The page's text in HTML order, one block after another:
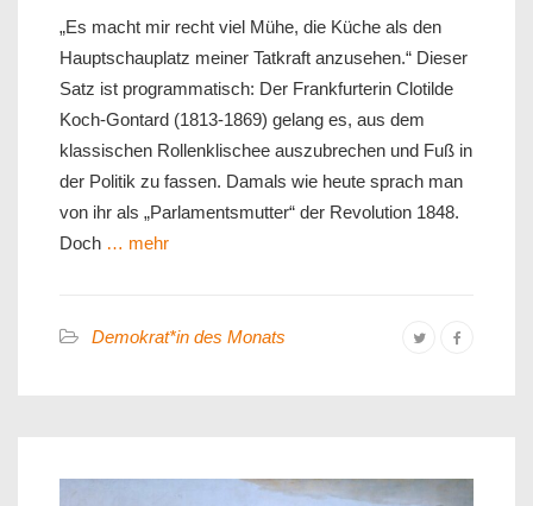
„Es macht mir recht viel Mühe, die Küche als den
Hauptschauplatz meiner Tatkraft anzusehen.“ Dieser
Satz ist programmatisch: Der Frankfurterin Clotilde
Koch-Gontard (1813-1869) gelang es, aus dem
klassischen Rollenklischee auszubrechen und Fuß in
der Politik zu fassen. Damals wie heute sprach man
von ihr als „Parlamentsmutter“ der Revolution 1848.
Doch … mehr
Demokrat*in des Monats